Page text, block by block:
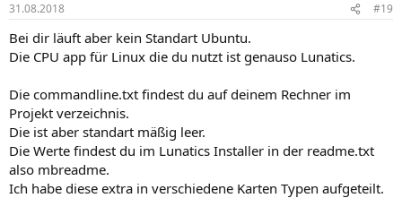
31.08.2018 #19
Bei dir läuft aber kein Standart Ubuntu.
Die CPU app für Linux die du nutzt ist genauso Lunatics.
Die commandline.txt findest du auf deinem Rechner im
Projekt verzeichnis.
Die ist aber standart mäßig leer.
Die Werte findest du im Lunatics Installer in der readme.txt
also mbreadme.
Ich habe diese extra in verschiedene Karten Typen aufgeteilt.